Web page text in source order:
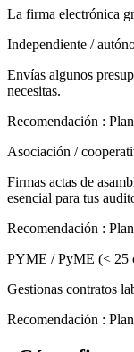
La firma electrónica
Independiente /
Envías algunos
necesitas.
Recomendación :
Asociación /
Firmas actas de
esencial para tus
Recomendación :
PYME / PyME (< 25
Gestionas contratos
Recomendación :